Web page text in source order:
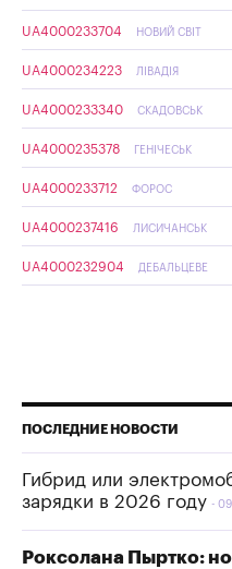
UA4000233704 НОВИЙ СВІТ
UA4000234223 ЛІВАДІЯ
UA4000233340 СКАДОВСЬК
UA4000235378 ГЕНІЧЕСЬК
UA4000233712 ФОРОС
UA4000237416 ЛИСИЧАНСЬК
UA4000232904 ДЕБАЛЬЦЕВЕ
ПОСЛЕДНИЕ НОВОСТИ
Гибрид или
зарядки в 2026 году
Роксолана Пыртко: